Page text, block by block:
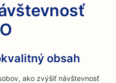
obsah
ako zvýšiť návštevnosť